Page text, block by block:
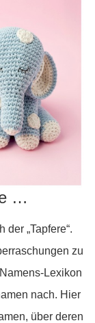
…
der „Tapfere“.
zu
Lexikon
nach. Hier
über deren